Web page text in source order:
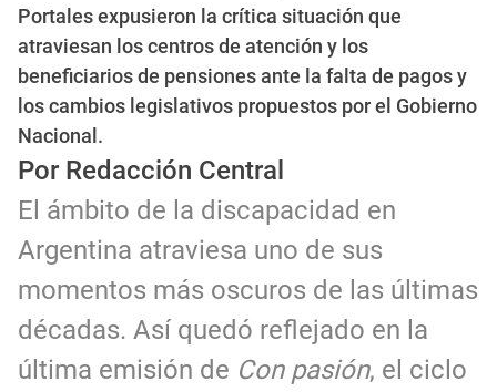
Portales expusieron la crítica situación que
atraviesan los centros de atención y los
beneficiarios de pensiones ante la falta de pagos y
los cambios legislativos propuestos por el Gobierno
Nacional.
Por Redacción Central
El ámbito de la discapacidad en
Argentina atraviesa uno de sus
momentos más oscuros de las últimas
décadas. Así quedó reflejado en la
última emisión de Con pasión, el ciclo